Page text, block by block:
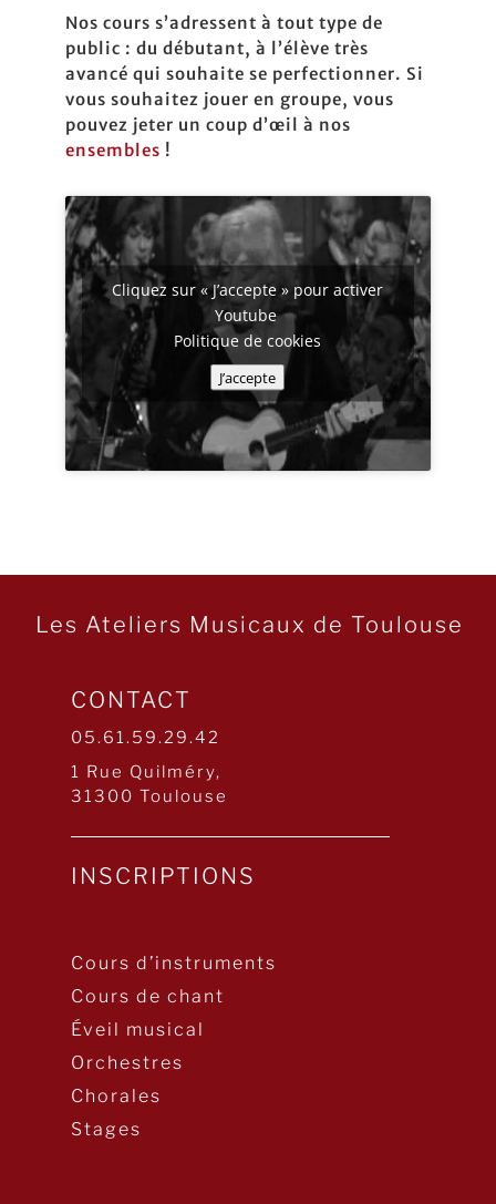
Nos cours s’adressent à tout type de
public : du débutant, à l’élève très
avancé qui souhaite se perfectionner. Si
vous souhaitez jouer en groupe, vous
pouvez jeter un coup d’œil à nos
ensembles !
Cliquez sur « J’accepte » pour activer
Youtube
Politique de cookies
J’accepte
Les Ateliers Musicaux de Toulouse
CONTACT
05.61.59.29.42
1 Rue Quilméry,
31300 Toulouse
INSCRIPTIONS
Cours d’instruments
Cours de chant
Éveil musical
Orchestres
Chorales
Stages